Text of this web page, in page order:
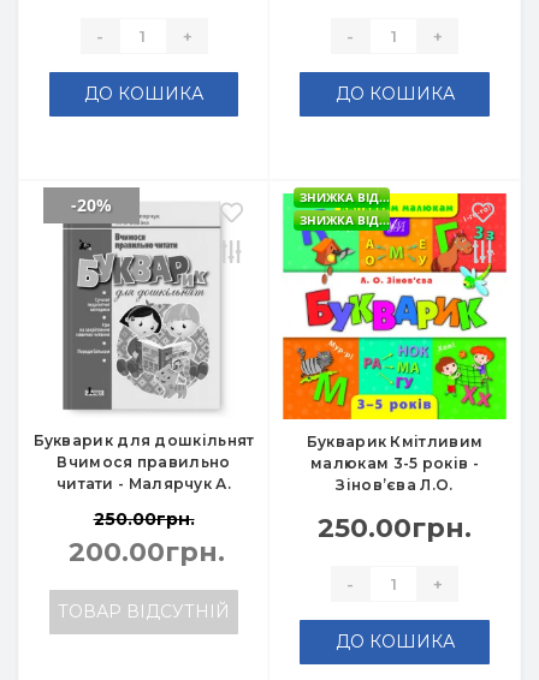
- +
ДО КОШИКА
- +
ДО КОШИКА
Букварик для дошкільнят
Вчимося правильно
читати - Малярчук А.
-20%
250.00грн.
200.00грн.
ТОВАР ВІДСУТНІЙ
Букварик Кмітливим
малюкам 3-5 років -
Зінов’єва Л.О.
ЗНИЖКА ВІД...
ЗНИЖКА ВІД...
250.00грн.
- +
ДО КОШИКА